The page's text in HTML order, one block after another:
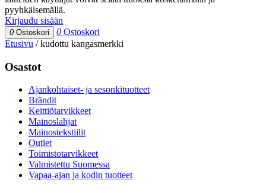
pyyhkäisemällä.
Kirjaudu sisään
0 Ostoskori 0 Ostoskori
Etusivu /kudottu kangasmerkki
Osastot
Ajankohtaiset- ja sesonkituotteet
Brändit
Keittiötarvikkeet
Mainoslahjat
Mainostekstiilit
Outlet
Toimistotarvikkeet
Valmistettu Suomessa
Vapaa-ajan ja kodin tuotteet